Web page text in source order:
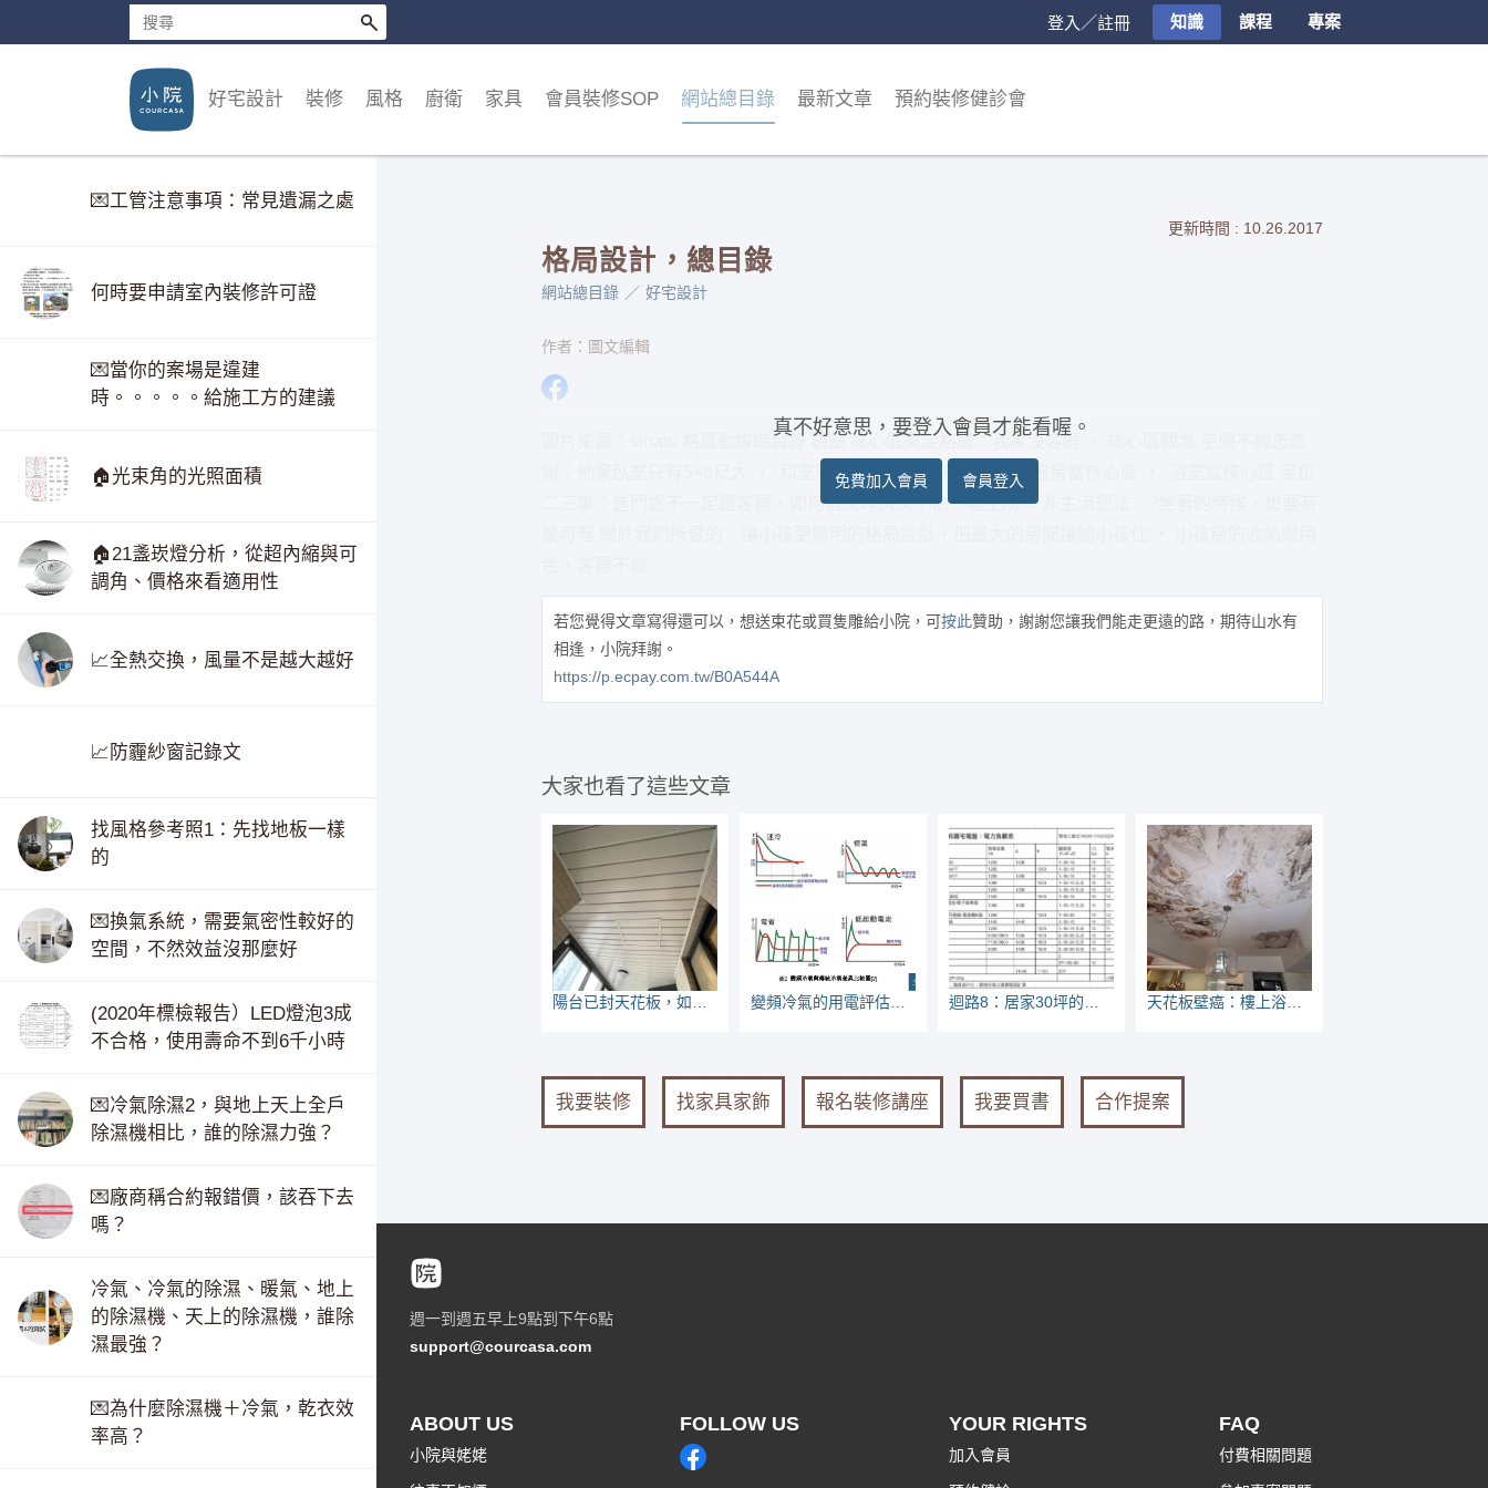
登入／註冊 知識 課程 專案
好宅設計 裝修 風格 廚衛 家具 會員裝修SOP 網站總目錄 最新文章 預約裝修健診會
💌工管注意事項：常見遺漏之處
何時要申請室內裝修許可證
💌當你的案場是違建
時。。。。。給施工方的建議
🏠光束角的光照面積
🏠21盞崁燈分析，從超內縮與可
調角、價格來看適用性
📈全熱交換，風量不是越大越好
📈防霾紗窗記錄文
找風格參考照1：先找地板一樣
的
💌換氣系統，需要氣密性較好的
空間，不然效益沒那麼好
(2020年標檢報告）LED燈泡3成
不合格，使用壽命不到6千小時
💌冷氣除濕2，與地上天上全戶
除濕機相比，誰的除濕力強？
💌廠商稱合約報錯價，該吞下去
嗎？
冷氣、冷氣的除濕、暖氣、地上
的除濕機、天上的除濕機，誰除
濕最強？
💌為什麼除濕機＋冷氣，乾衣效
率高？
更新時間 : 10.26.2017
格局設計，總目錄
網站總目錄 好宅設計
作者：圖文編輯
圖片來源：sinato 格局動線總目錄 觀點 核心區來定格局：我家沒客廳 ， 核心區觀念 空間不夠怎麼
辦：他家臥室只有5×6尺大 ， 和室當核心區 非典型的核心區：廚房當核心區 ， 浴室當核心區 定位
二三事：進門處不一定是客廳，如何留父母房又不佔一個空間？ 非主流想法：?坐著的時候，也要有
真不好意思，要登入會員才能看喔。
免費加入會員 會員登入
若您覺得文章寫得還可以，想送束花或買隻雕給小院，可按此贊助，謝謝您讓我們能走更遠的路，期待山水有
相逢，小院拜謝。
https://p.ecpay.com.tw/B0A544A
大家也看了這些文章
變頻冷氣的用電評估：最大電流怎麼算與最常見的錯誤算法 天花板壁癌：樓上浴室地板防水失敗，打底水泥內被混入垃圾
我要裝修 找家具家飾 報名裝修講座 我要買書 合作提案
週一到週五早上9點到下午6點
support@courcasa.com
ABOUT US
小院與姥姥
FOLLOW US YOUR RIGHTS
加入會員
FAQ
付費相關問題